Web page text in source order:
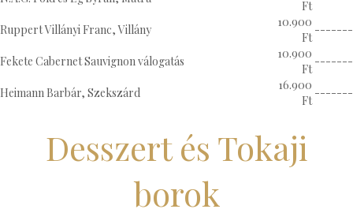
Ft
Ruppert Villányi Franc, Villány
10.900
Ft
-------
Fekete Cabernet Sauvignon válogatás
10.900
Ft
-------
Heimann Barbár, Szekszárd
16.900
Ft
-------
Desszert és Tokaji
borok